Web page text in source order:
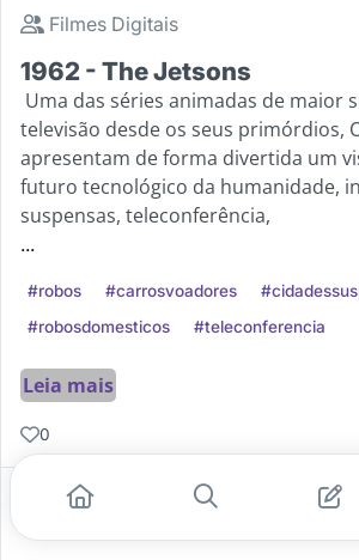
Filmes Digitais
1962 - The Jetsons
Uma das séries animadas de maior
televisão desde os seus primórdios,
apresentam de forma divertida um
futuro tecnológico da humanidade,
suspensas, teleconferência,
...
#robos #carrosvoadores
#robosdomesticos
#teleconferencia
Leia mais
0